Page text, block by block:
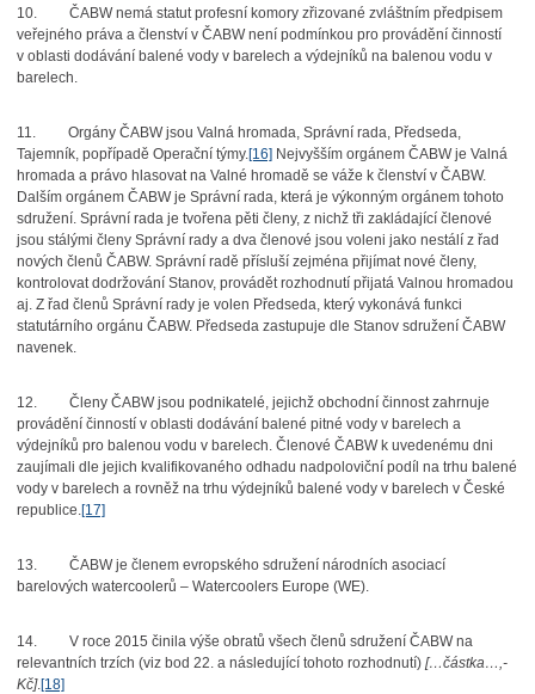
10.
ČABW nemá statut profesní komory zřizované zvláštním předpisem
veřejného práva a členství v ČABW není podmínkou pro provádění činností
v oblasti dodávání balené vody v barelech a výdejníků na balenou vodu v
barelech.
11.
Orgány ČABW jsou Valná hromada, Správní rada, Předseda,
Tajemník, popřípadě Operační týmy.[16] Nejvyšším orgánem ČABW je Valná
hromada a právo hlasovat na Valné hromadě se váže k členství v ČABW.
Dalším orgánem ČABW je Správní rada, která je výkonným orgánem tohoto
sdružení. Správní rada je tvořena pěti členy, z nichž tři zakládající členové
jsou stálými členy Správní rady a dva členové jsou voleni jako nestálí z řad
nových členů ČABW. Správní radě přísluší zejména přijímat nové členy,
kontrolovat dodržování Stanov, provádět rozhodnutí přijatá Valnou hromadou
aj. Z řad členů Správní rady je volen Předseda, který vykonává funkci
statutárního orgánu ČABW. Předseda zastupuje dle Stanov sdružení ČABW
navenek.
12.
Členy ČABW jsou podnikatelé, jejichž obchodní činnost zahrnuje
provádění činností v oblasti dodávání balené pitné vody v barelech a
výdejníků pro balenou vodu v barelech. Členové ČABW k uvedenému dni
zaujímali dle jejich kvalifikovaného odhadu nadpoloviční podíl na trhu balené
vody v barelech a rovněž na trhu výdejníků balené vody v barelech v České
republice.[17]
13.
ČABW je členem evropského sdružení národních asociací
barelových watercoolerů – Watercoolers Europe (WE).
14.
V roce 2015 činila výše obratů všech členů sdružení ČABW na
relevantních trzích (viz bod 22. a následující tohoto rozhodnutí) […částka…,-
Kč].[18]